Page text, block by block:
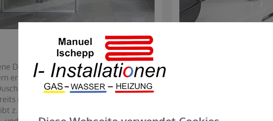
Dusche
Dusche liegt nicht nur optisch voll im
erleichtert auch die Nutzung. Einen
Klappsitz oder zusätzliche Haltegriffe
in der Planung vorsehen und später
z. B. auch Duschstangen, die als Halte-
Ob Spülung,
diese Elemente